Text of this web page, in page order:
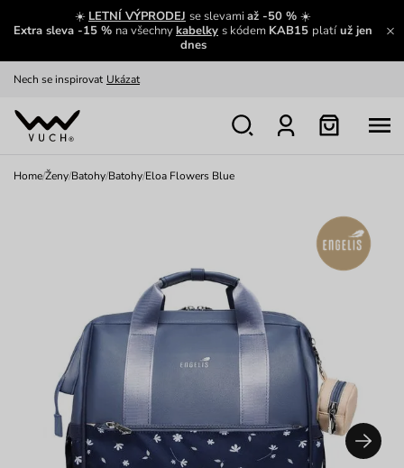
☀️ LETNÍ VÝPRODEJ se slevamiaž -50 % ☀️
Extra sleva -15 % na všechnykabelky s kódem KAB15 platíuž jen
dnes
Zajímavosti ze světa Vuch:
Výměna a vrácení zdarma
Home/Ženy/Batohy/Batohy/Eloa Flowers Blue